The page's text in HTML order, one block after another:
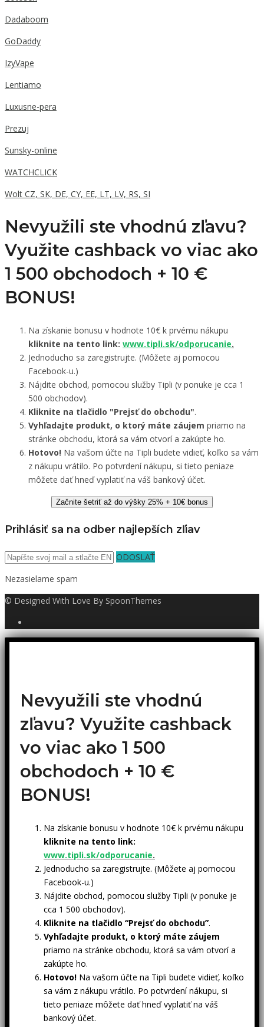
Dadaboom
GoDaddy
IzyVape
Lentiamo
Luxusne-pera
Prezuj
Sunsky-online
WATCHCLICK
Wolt CZ, SK, DE, CY, EE, LT, LV, RS, SI
Nevyužili ste vhodnú zľavu?
Využite cashback vo viac ako
1 500 obchodoch + 10 €
BONUS!
Na získanie bonusu v hodnote 10€ k prvému nákupu
kliknite na tento link: www.tipli.sk/odporucanie.
Jednoducho sa zaregistrujte. (Môžete aj pomocou
Facebook-u.)
Nájdite obchod, pomocou služby Tipli (v ponuke je cca 1
500 obchodov).
Kliknite na tlačidlo "Prejsť do obchodu".
Vyhľadajte produkt, o ktorý máte záujem priamo na
stránke obchodu, ktorá sa vám otvorí a zakúpte ho.
Hotovo! Na vašom účte na Tipli budete vidieť, koľko sa vám
z nákupu vrátilo. Po potvrdení nákupu, si tieto peniaze
môžete dať hneď vyplatiť na váš bankový účet.
Začnite šetriť až do výšky 25% + 10€ bonus
Prihlásiť sa na odber najlepších zľiav
ODOSLAŤ
Nezasielame spam
© Designed With Love By SpoonThemes
Nevyužili ste vhodnú
zľavu? Využite cashback
vo viac ako 1 500
obchodoch + 10 €
BONUS!
Na získanie bonusu v hodnote 10€ k prvému nákupu
kliknite na tento link:
www.tipli.sk/odporucanie.
Jednoducho sa zaregistrujte. (Môžete aj pomocou
Facebook-u.)
Nájdite obchod, pomocou služby Tipli (v ponuke je
cca 1 500 obchodov).
Kliknite na tlačidlo “Prejsť do obchodu”.
Vyhľadajte produkt, o ktorý máte záujem
priamo na stránke obchodu, ktorá sa vám otvorí a
zakúpte ho.
Hotovo! Na vašom účte na Tipli budete vidieť, koľko
sa vám z nákupu vrátilo. Po potvrdení nákupu, si
tieto peniaze môžete dať hneď vyplatiť na váš
bankový účet.